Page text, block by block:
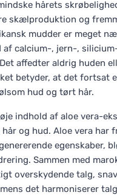
hårets
skælproduktion og
mudder er meget
calcium-, jern-,
affedter aldrig huden
betyder, at det fortsat
hud og tørt hår.
indhold af aloe vera-
hår og hud. Aloe vera har
egenskaber,
Sammen med
overskydende talg,
det harmoniserer